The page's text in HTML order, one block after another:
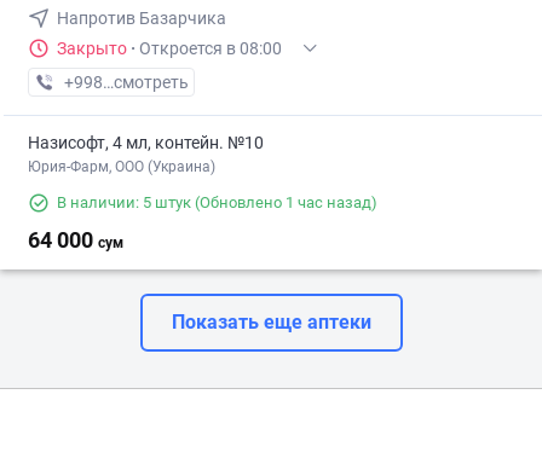
Напротив Базарчика
Закрыто · Откроется в 08:00
+998 (97) XXX-XX-XX
смотреть
Назисофт, 4 мл, контейн. №10
Юрия-Фарм, ООО (Украина)
В наличии: 5 штук (Обновлено 1 час назад)
64 000 сум
Показать еще аптеки